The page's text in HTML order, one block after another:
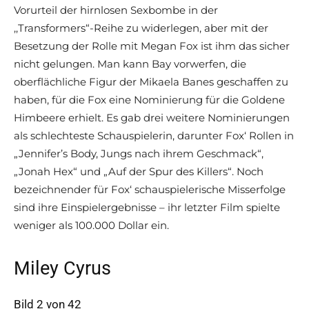
Vorurteil der hirnlosen Sexbombe in der
,,Transformers“-Reihe zu widerlegen, aber mit der
Besetzung der Rolle mit Megan Fox ist ihm das sicher
nicht gelungen. Man kann Bay vorwerfen, die
oberflächliche Figur der Mikaela Banes geschaffen zu
haben, für die Fox eine Nominierung für die Goldene
Himbeere erhielt. Es gab drei weitere Nominierungen
als schlechteste Schauspielerin, darunter Fox‘ Rollen in
„Jennifer’s Body, Jungs nach ihrem Geschmack“,
„Jonah Hex“ und „Auf der Spur des Killers“. Noch
bezeichnender für Fox‘ schauspielerische Misserfolge
sind ihre Einspielergebnisse – ihr letzter Film spielte
weniger als 100.000 Dollar ein.
Miley Cyrus
Bild 2 von 42